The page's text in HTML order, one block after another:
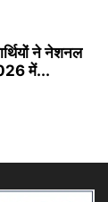
ने नेशनल
में...